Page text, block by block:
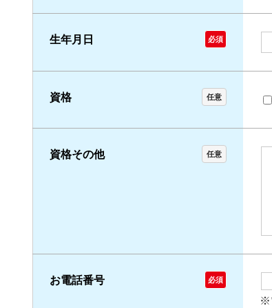
生年月日 必須
資格 任意
資格その他 任意
お電話番号 必須
※